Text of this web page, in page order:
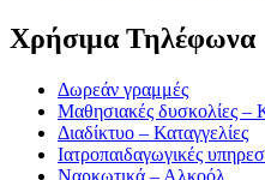
Χρήσιμα Τηλέφωνα
Δωρεάν γραμμές
Μαθησιακές δυσκολίες
Διαδίκτυο – Καταγγελίες
Ιατροπαιδαγωγικές